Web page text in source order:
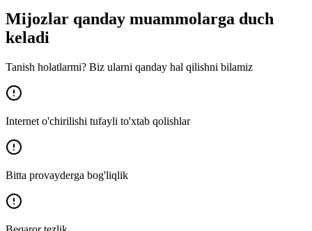
Mijozlar qanday muammolarga duch
keladi
Tanish holatlarmi? Biz ularni qanday hal qilishni bilamiz
Internet o'chirilishi tufayli to'xtab qolishlar
Bitta provayderga bog'liqlik